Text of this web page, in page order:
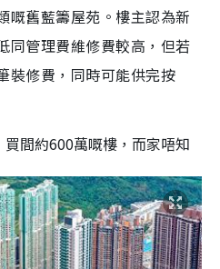
嘅舊藍籌屋苑。樓主認為新
同管理費維修費較高，但若
裝修費，同時可能供完按
間約600萬嘅樓，而家唔知